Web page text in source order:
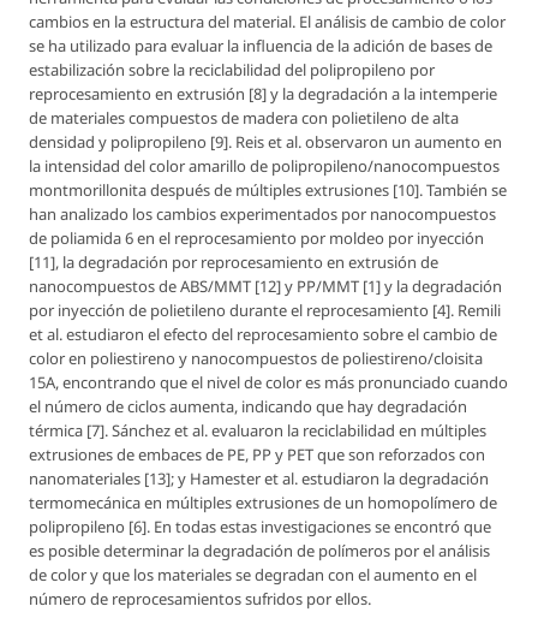
cambios en la estructura del material. El análisis de cambio de color
se ha utilizado para evaluar la influencia de la adición de bases de
estabilización sobre la reciclabilidad del polipropileno por
reprocesamiento en extrusión [8] y la degradación a la intemperie
de materiales compuestos de madera con polietileno de alta
densidad y polipropileno [9]. Reis et al. observaron un aumento en
la intensidad del color amarillo de polipropileno/nanocompuestos
montmorillonita después de múltiples extrusiones [10]. También se
han analizado los cambios experimentados por nanocompuestos
de poliamida 6 en el reprocesamiento por moldeo por inyección
[11], la degradación por reprocesamiento en extrusión de
nanocompuestos de ABS/MMT [12] y PP/MMT [1] y la degradación
por inyección de polietileno durante el reprocesamiento [4]. Remili
et al. estudiaron el efecto del reprocesamiento sobre el cambio de
color en poliestireno y nanocompuestos de poliestireno/cloisita
15A, encontrando que el nivel de color es más pronunciado cuando
el número de ciclos aumenta, indicando que hay degradación
térmica [7]. Sánchez et al. evaluaron la reciclabilidad en múltiples
extrusiones de embaces de PE, PP y PET que son reforzados con
nanomateriales [13]; y Hamesteret al.estudiaron la degradación
termomecánica en múltiples extrusiones de un homopolímero de
polipropileno [6]. En todas estas investigaciones se encontró que
es posible determinar la degradación de polímeros por el análisis
de color y que los materiales se degradan con el aumento en el
número de reprocesamientos sufridos por ellos.